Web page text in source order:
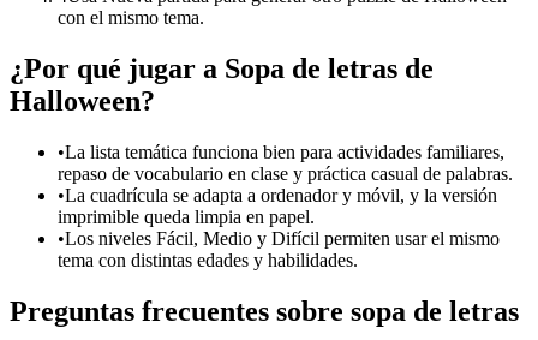
con el mismo tema.
¿Por qué jugar a Sopa de letras de
Halloween?
•La lista temática funciona bien para actividades familiares,
repaso de vocabulario en clase y práctica casual de palabras.
•La cuadrícula se adapta a ordenador y móvil, y la versión
imprimible queda limpia en papel.
•Los niveles Fácil, Medio y Difícil permiten usar el mismo
tema con distintas edades y habilidades.
Preguntas frecuentes sobre sopa de letras